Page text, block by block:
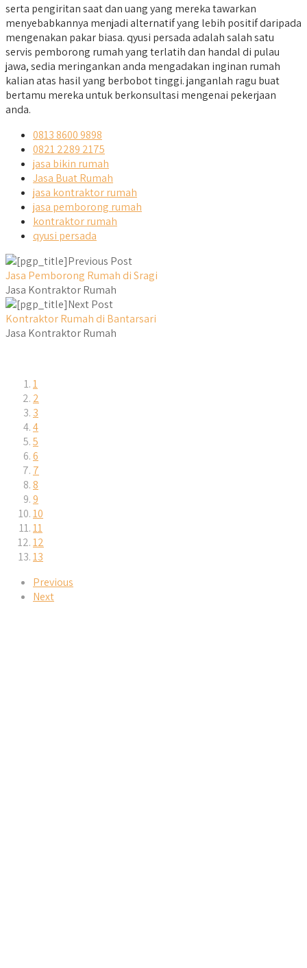
serta pengiritan saat dan uang yang mereka tawarkan
menyebabkannya menjadi alternatif yang lebih positif daripada
mengenakan pakar biasa. qyusi persada adalah salah satu
servis pemborong rumah yang terlatih dan handal di pulau
jawa, sedia meringankan anda mengadakan inginan rumah
kalian atas hasil yang berbobot tinggi. janganlah ragu buat
bertamu mereka untuk berkonsultasi mengenai pekerjaan
anda.
0813 8600 9898
0821 2289 2175
jasa bikin rumah
Jasa Buat Rumah
jasa kontraktor rumah
jasa pemborong rumah
kontraktor rumah
qyusi persada
Previous Post
Jasa Pemborong Rumah di Sragi
Jasa Kontraktor Rumah
Next Post
Kontraktor Rumah di Bantarsari
Jasa Kontraktor Rumah
1
2
3
4
5
6
7
8
9
10
11
12
13
Previous
Next